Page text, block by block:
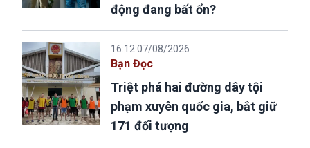
động đang bất ổn?
16:12 07/08/2026
Bạn Đọc
Triệt phá hai đường dây tội
phạm xuyên quốc gia, bắt giữ
171 đối tượng